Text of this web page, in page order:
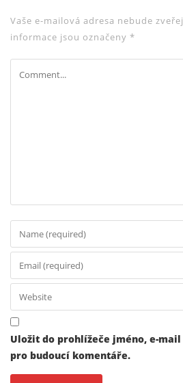
Vaše e-mailová adresa nebude
informace jsou označeny *
Uložit do prohlížeče jméno, e-
pro budoucí komentáře.